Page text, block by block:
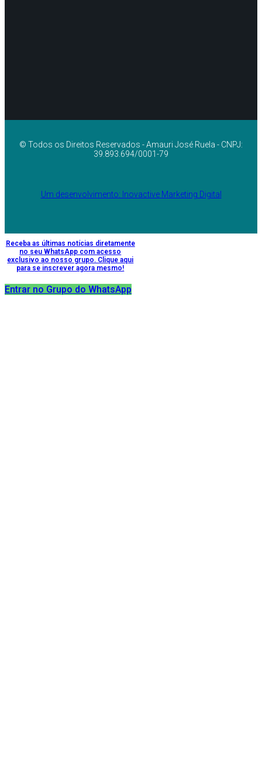
© Todos os Direitos Reservados - Amauri José Ruela - CNPJ:
39.893.694/0001-79
Um desenvolvimento: Inovactive Marketing Digital
Receba as últimas notícias diretamente
no seu WhatsApp com acesso
exclusivo ao nosso grupo. Clique aqui
para se inscrever agora mesmo!
Entrar no Grupo do WhatsApp